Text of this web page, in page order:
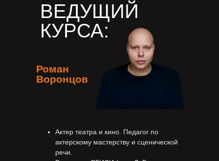
ВЕДУЩИЙ
КУРСА:
Роман
Воронцов
Актер театра и кино. Педагог по
актерскому мастерству и сценической
речи.